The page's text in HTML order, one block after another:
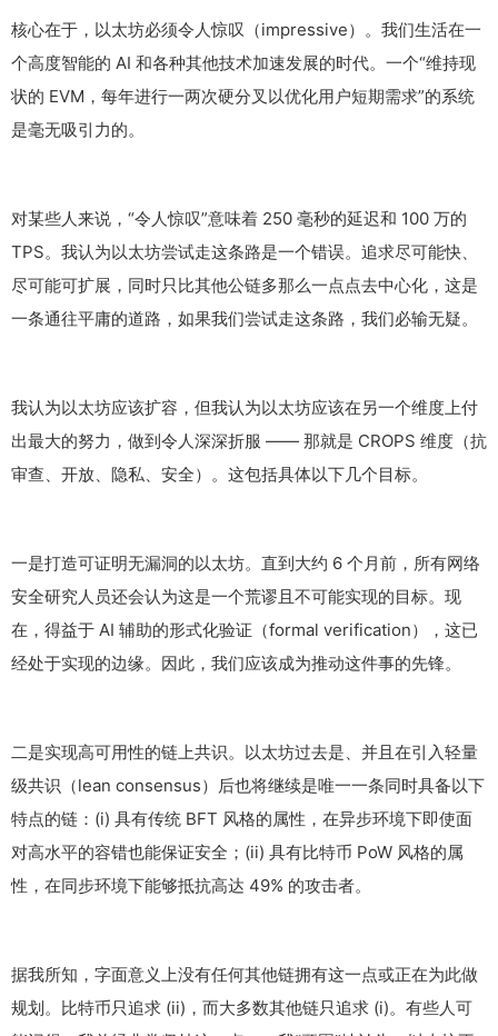
核心在于，以太坊必须令人惊叹（impressive）。我们生活在一
个高度智能的 AI 和各种其他技术加速发展的时代。一个“维持现
状的 EVM，每年进行一两次硬分叉以优化用户短期需求”的系统
是毫无吸引力的。
对某些人来说，“令人惊叹”意味着 250 毫秒的延迟和 100 万的
TPS。我认为以太坊尝试走这条路是一个错误。追求尽可能快、
尽可能可扩展，同时只比其他公链多那么一点点去中心化，这是
一条通往平庸的道路，如果我们尝试走这条路，我们必输无疑。
我认为以太坊应该扩容，但我认为以太坊应该在另一个维度上付
出最大的努力，做到令人深深折服 —— 那就是 CROPS 维度（抗
审查、开放、隐私、安全）。这包括具体以下几个目标。
一是打造可证明无漏洞的以太坊。直到大约 6 个月前，所有网络
安全研究人员还会认为这是一个荒谬且不可能实现的目标。现
在，得益于 AI 辅助的形式化验证（formal verification），这已
经处于实现的边缘。因此，我们应该成为推动这件事的先锋。
二是实现高可用性的链上共识。以太坊过去是、并且在引入轻量
级共识（lean consensus）后也将继续是唯一一条同时具备以下
特点的链：(i) 具有传统 BFT 风格的属性，在异步环境下即使面
对高水平的容错也能保证安全；(ii) 具有比特币 PoW 风格的属
性，在同步环境下能够抵抗高达 49% 的攻击者。
据我所知，字面意义上没有任何其他链拥有这一点或正在为此做
规划。比特币只追求 (ii)，而大多数其他链只追求 (i)。有些人可